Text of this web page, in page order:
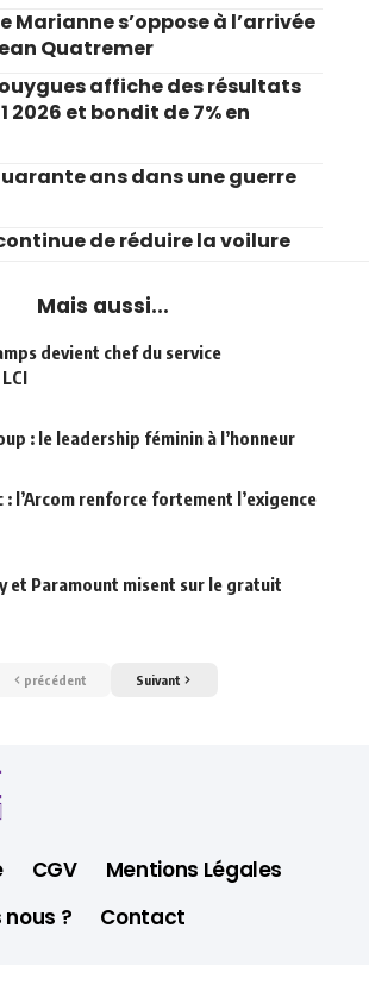
Marianne s’oppose à l’arrivée
Quatremer
affiche des résultats
2026 et bondit de 7% en
ans dans une guerre
de réduire la voilure
Mais aussi...
devient chef du service
: le leadership féminin à l’honneur
l’Arcom renforce fortement l’exigence
et Paramount misent sur le gratuit
précédent Suivant
CGV
Mentions Légales
?
Contact